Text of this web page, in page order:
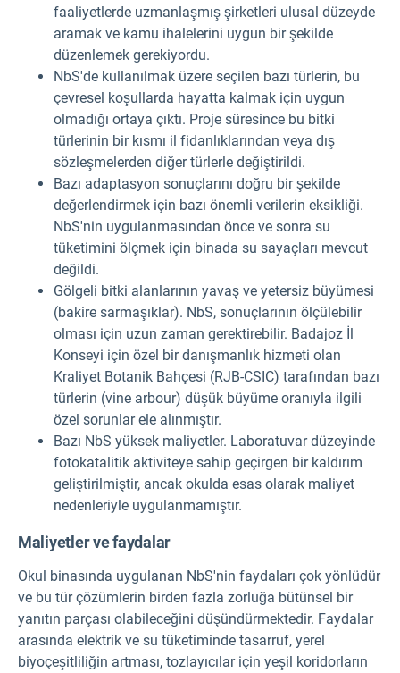
faaliyetlerde uzmanlaşmış şirketleri ulusal düzeyde
aramak ve kamu ihalelerini uygun bir şekilde
düzenlemek gerekiyordu.
NbS'de kullanılmak üzere seçilen bazı türlerin, bu
çevresel koşullarda hayatta kalmak için uygun
olmadığı ortaya çıktı. Proje süresince bu bitki
türlerinin bir kısmı il fidanlıklarından veya dış
sözleşmelerden diğer türlerle değiştirildi.
Bazı adaptasyon sonuçlarını doğru bir şekilde
değerlendirmek için bazı önemli verilerin eksikliği.
NbS'nin uygulanmasından önce ve sonra su
tüketimini ölçmek için binada su sayaçları mevcut
değildi.
Gölgeli bitki alanlarının yavaş ve yetersiz büyümesi
(bakire sarmaşıklar). NbS, sonuçlarının ölçülebilir
olması için uzun zaman gerektirebilir. Badajoz İl
Konseyi için özel bir danışmanlık hizmeti olan
Kraliyet Botanik Bahçesi (RJB-CSIC) tarafından bazı
türlerin (vine arbour) düşük büyüme oranıyla ilgili
özel sorunlar ele alınmıştır.
Bazı NbS yüksek maliyetler. Laboratuvar düzeyinde
fotokatalitik aktiviteye sahip geçirgen bir kaldırım
geliştirilmiştir, ancak okulda esas olarak maliyet
nedenleriyle uygulanmamıştır.
Maliyetler ve faydalar
Okul binasında uygulanan NbS'nin faydaları çok yönlüdür
ve bu tür çözümlerin birden fazla zorluğa bütünsel bir
yanıtın parçası olabileceğini düşündürmektedir. Faydalar
arasında elektrik ve su tüketiminde tasarruf, yerel
biyoçeşitliliğin artması, tozlayıcılar için yeşil koridorların